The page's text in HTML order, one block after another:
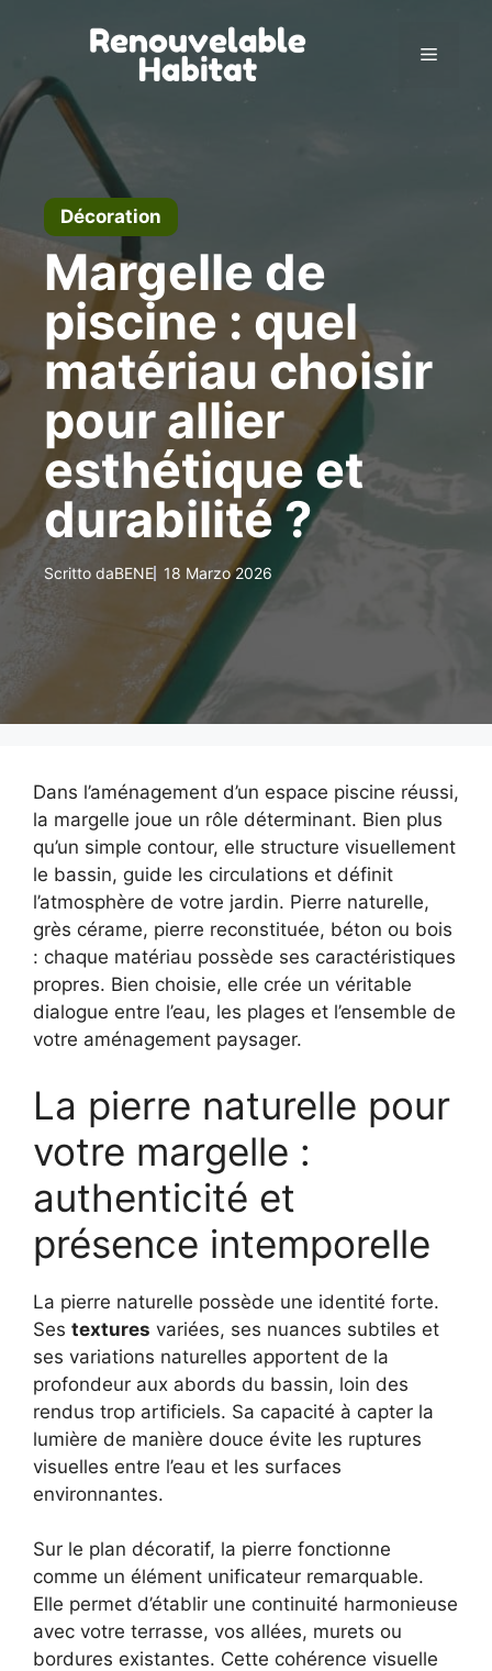
Menu
Décoration
Margelle de
piscine : quel
matériau choisir
pour allier
esthétique et
durabilité ?
Scritto daBENE 18 Marzo 2026
Dans l’aménagement d’un espace piscine réussi,
la margelle joue un rôle déterminant. Bien plus
qu’un simple contour, elle structure visuellement
le bassin, guide les circulations et définit
l’atmosphère de votre jardin. Pierre naturelle,
grès cérame, pierre reconstituée, béton ou bois
: chaque matériau possède ses caractéristiques
propres. Bien choisie, elle crée un véritable
dialogue entre l’eau, les plages et l’ensemble de
votre aménagement paysager.
La pierre naturelle pour
votre margelle :
authenticité et
présence intemporelle
La pierre naturelle possède une identité forte.
Ses textures variées, ses nuances subtiles et
ses variations naturelles apportent de la
profondeur aux abords du bassin, loin des
rendus trop artificiels. Sa capacité à capter la
lumière de manière douce évite les ruptures
visuelles entre l’eau et les surfaces
environnantes.
Sur le plan décoratif, la pierre fonctionne
comme un élément unificateur remarquable.
Elle permet d’établir une continuité harmonieuse
avec votre terrasse, vos allées, murets ou
bordures existantes. Cette cohérence visuelle